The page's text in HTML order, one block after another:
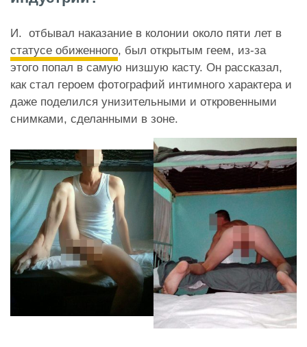
И. отбывал наказание в колонии около пяти лет в
статусе обиженного, был открытым геем, из-за
этого попал в самую низшую касту. Он рассказал,
как стал героем фотографий интимного характера и
даже поделился унизительными и откровенными
снимками, сделанными в зоне.